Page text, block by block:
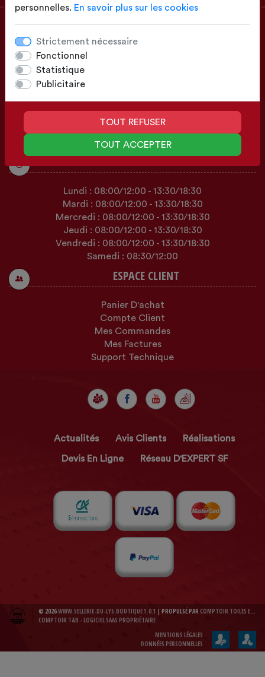
personnelles. En savoir plus sur les cookies
Strictement nécessaire
Fonctionnel
Statistique
Publicitaire
TOUT REFUSER
TOUT ACCEPTER
À PROPOS
Paris
Accueil@sellerie-Du-Lys.com
Rue Jean-Baptiste Colbert
77350 Le Mée-sur-Seine
Lundi : 08:00/12:00 - 13:30/18:30
Mardi : 08:00/12:00 - 13:30/18:30
Mercredi : 08:00/12:00 - 13:30/18:30
Jeudi : 08:00/12:00 - 13:30/18:30
Vendredi : 08:00/12:00 - 13:30/18:30
Samedi : 08:30/12:00
ESPACE CLIENT
Panier D'achat
Compte Client
Mes Commandes
Mes Factures
Support Technique
Actualités Avis Clients Réalisations
Devis En Ligne Réseau D'EXPERT SF
© 2026WWW.SELLERIE-DU-LYS.BOUTIQUE 1.0.1 | PROPULSÉ PAR COMPTOIR TOILES ET BACHES 1.0.1
COMPTOIR T&B - LOGICIEL SAAS PROPRIÉTAIRE
MENTIONS LÉGALES
DONNÉES PERSONNELLES